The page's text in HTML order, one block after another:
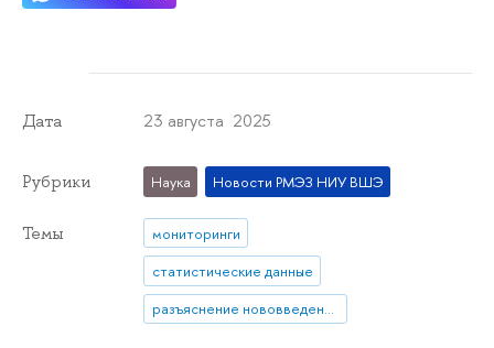
Дата 23 августа 2025
Рубрики Наука Новости РМЭЗ НИУ ВШЭ
Темы
мониторинги
статистические данные
разъяснение нововведения